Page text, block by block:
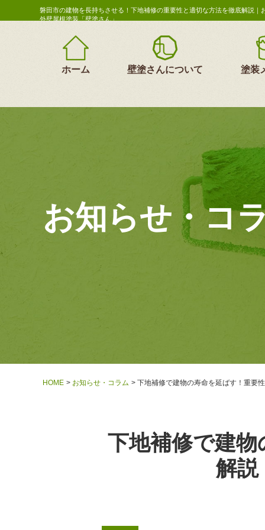
磐田市の建物を長持ちさせる！下地補修の重要性と適切な方法を徹底解説
外壁屋根塗装「壁塗さん」
ホーム 壁塗さんについて 塗装
お知らせ・コ
HOME お知らせ・コラム 下地補修で建物の寿命を延ばす！重要
下地補修で建
解説